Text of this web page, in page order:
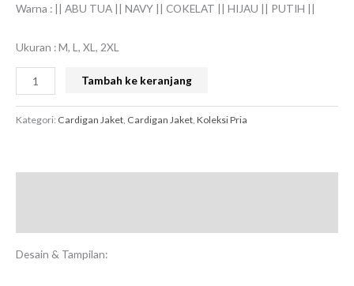
Warna : || ABU TUA || NAVY || COKELAT || HIJAU || PUTIH ||
Ukuran : M, L, XL, 2XL
Tambah ke keranjang
Kategori: Cardigan Jaket, Cardigan Jaket, Koleksi Pria
Desain & Tampilan: